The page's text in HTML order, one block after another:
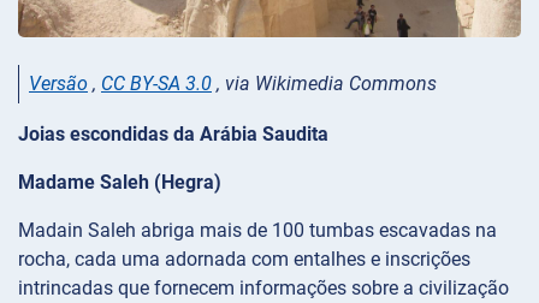
Versão , CC BY-SA 3.0 , via Wikimedia Commons
Joias escondidas da Arábia Saudita
Madame Saleh (Hegra)
Madain Saleh abriga mais de 100 tumbas escavadas na
rocha, cada uma adornada com entalhes e inscrições
intrincadas que fornecem informações sobre a civilização